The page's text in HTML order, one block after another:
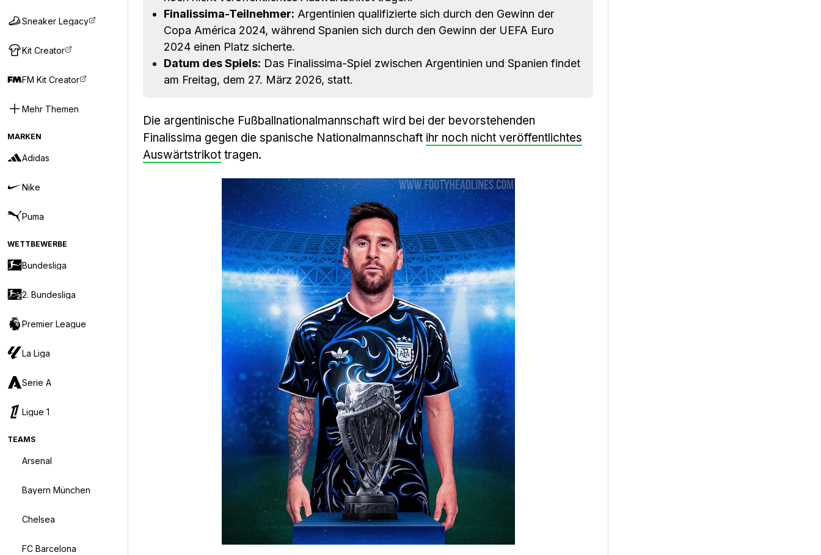
Sneaker Legacy
Kit Creator
FM Kit Creator
Mehr Themen
MARKEN
Adidas
Nike
Puma
WETTBEWERBE
Bundesliga
2. Bundesliga
Premier League
La Liga
Serie A
Ligue 1
TEAMS
Arsenal
Bayern München
Chelsea
FC Barcelona
Finalissima-Teilnehmer: Argentinien qualifizierte sich durch den Gewinn der
Copa América 2024, während Spanien sich durch den Gewinn der UEFA Euro
2024 einen Platz sicherte.
Datum des Spiels: Das Finalissima-Spiel zwischen Argentinien und Spanien findet
am Freitag, dem 27. März 2026, statt.
Die argentinische Fußballnationalmannschaft wird bei der bevorstehenden
Finalissima gegen die spanische Nationalmannschaft ihr noch nicht veröffentlichtes
Auswärtstrikot tragen.